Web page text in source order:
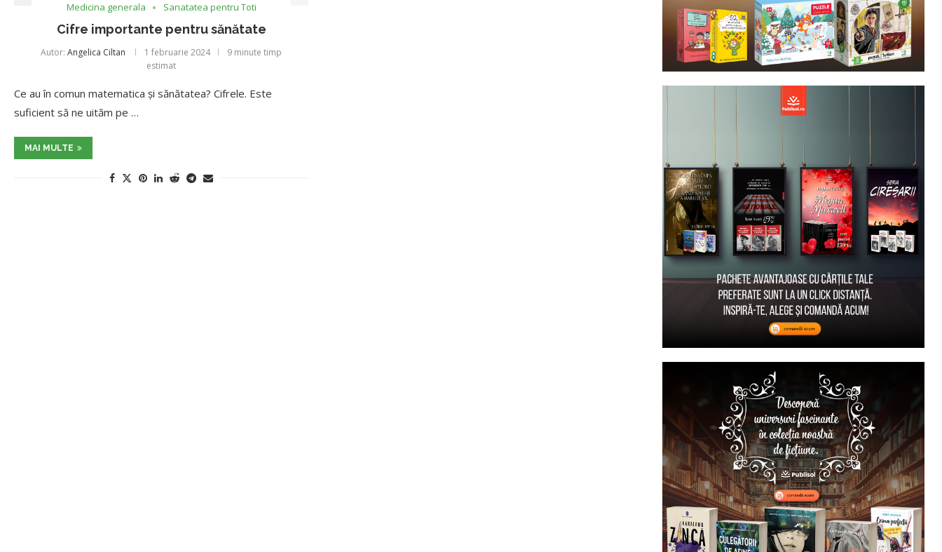
Medicina generala Sanatatea pentru Toti
Cifre importante pentru sănătate
Autor:Angelica Ciltan 1 februarie 2024
9 minute timp
estimat
Ce au în comun matematica și sănătatea? Cifrele. Este
suficient să ne uităm pe …
MAI MULTE